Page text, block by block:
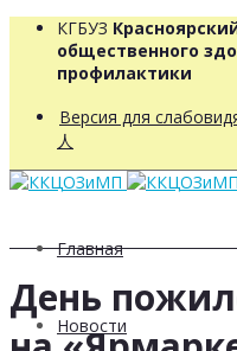
КГБУЗ
общественного
профилактики
Версия для
人
Главная
Новости
День